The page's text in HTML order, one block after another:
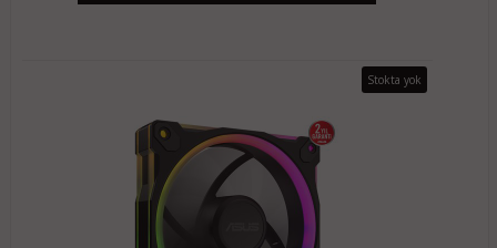
Stokta yok